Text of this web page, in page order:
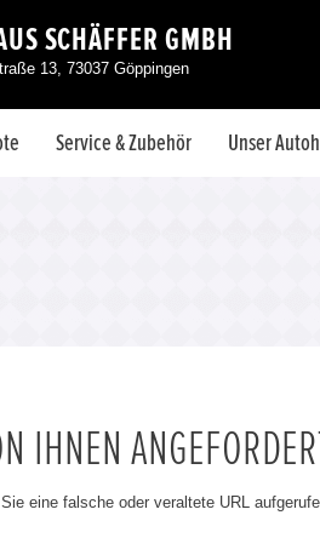
SCHÄFFER GMBH
13, 73037 Göppingen
Service & Zubehör Unser
IHNEN
eine falsche oder veraltete URL